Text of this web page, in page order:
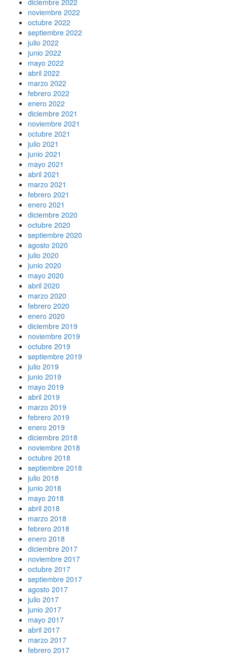
noviembre 2022
octubre 2022
septiembre 2022
julio 2022
junio 2022
mayo 2022
abril 2022
marzo 2022
febrero 2022
enero 2022
diciembre 2021
noviembre 2021
octubre 2021
julio 2021
junio 2021
mayo 2021
abril 2021
marzo 2021
febrero 2021
enero 2021
diciembre 2020
octubre 2020
septiembre 2020
agosto 2020
julio 2020
junio 2020
mayo 2020
abril 2020
marzo 2020
febrero 2020
enero 2020
diciembre 2019
noviembre 2019
octubre 2019
septiembre 2019
julio 2019
junio 2019
mayo 2019
abril 2019
marzo 2019
febrero 2019
enero 2019
diciembre 2018
noviembre 2018
octubre 2018
septiembre 2018
julio 2018
junio 2018
mayo 2018
abril 2018
marzo 2018
febrero 2018
enero 2018
diciembre 2017
noviembre 2017
octubre 2017
septiembre 2017
agosto 2017
julio 2017
junio 2017
mayo 2017
abril 2017
marzo 2017
febrero 2017